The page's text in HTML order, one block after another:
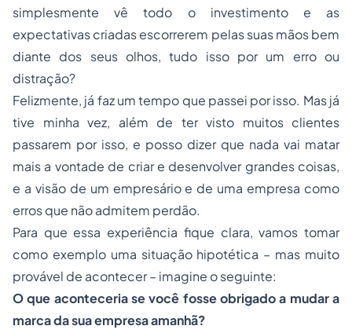
simplesmente vê todo o investimento e as
expectativas criadas escorrerem pelas suas mãos bem
diante dos seus olhos, tudo isso por um erro ou
distração?
Felizmente, já faz um tempo que passei por isso. Mas já
tive minha vez, além de ter visto muitos clientes
passarem por isso, e posso dizer que nada vai matar
mais a vontade de criar e desenvolver grandes coisas,
e a visão de um empresário e de uma empresa como
erros que não admitem perdão.
Para que essa experiência fique clara, vamos tomar
como exemplo uma situação hipotética – mas muito
provável de acontecer – imagine o seguinte:
O que aconteceria se você fosse obrigado a mudar a
marca da sua empresa amanhã?